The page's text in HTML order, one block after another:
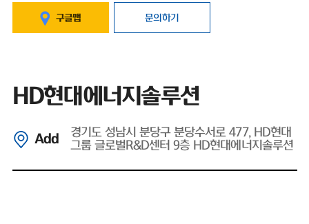
구글맵 문의하기
HD현대에너지솔루션
Add
경기도 성남시 분당구 분당수서로 477, HD현대
그룹 글로벌R&D센터 9층 HD현대에너지솔루션